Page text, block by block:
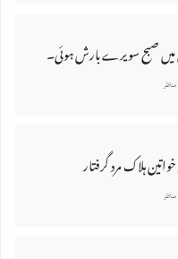
صبح سویرے بارش ہوئی۔
مرد گرفتار